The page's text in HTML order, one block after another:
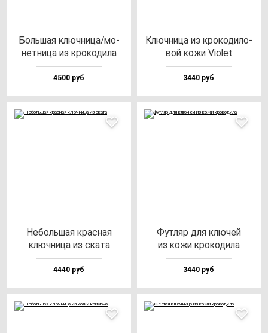
Боль­шая ключ­ни­ца/мо­
нет­ни­ца из кро­ко­ди­ла
4500 руб
Ключ­ни­ца из кро­ко­ди­ло­
вой ко­жи Violet
3440 руб
Неболь­шая крас­ная
ключ­ни­ца из ска­та
4440 руб
Фут­ляр для клю­чей
из ко­жи кро­ко­ди­ла
3440 руб